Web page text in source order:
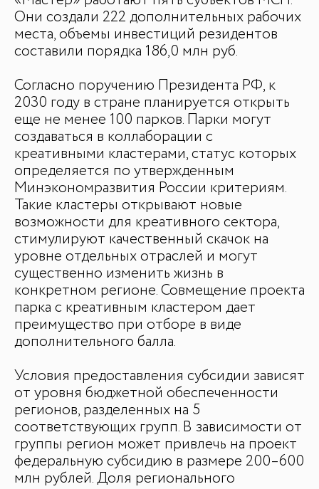
Они создали 222 дополнительных рабочих
места, объемы инвестиций резидентов
составили порядка 186,0 млн руб.
Согласно поручению Президента РФ, к
2030 году в стране планируется открыть
еще не менее 100 парков. Парки могут
создаваться в коллаборации с
креативными кластерами, статус которых
определяется по утвержденным
Минэкономразвития России критериям.
Такие кластеры открывают новые
возможности для креативного сектора,
стимулируют качественный скачок на
уровне отдельных отраслей и могут
существенно изменить жизнь в
конкретном регионе. Совмещение проекта
парка с креативным кластером дает
преимущество при отборе в виде
дополнительного балла.
Условия предоставления субсидии зависят
от уровня бюджетной обеспеченности
регионов, разделенных на 5
соответствующих групп. В зависимости от
группы регион может привлечь на проект
федеральную субсидию в размере 200–600
млн рублей. Доля регионального